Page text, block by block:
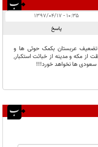
۱۰:۳۵ - ۱۳۹۷/۰۴/۱۷
پاسخ
عربستان بکمک حوثی ها و
از مکه و مدینه از خباثت استکبار,
سعودی ها نخواهد خورد!!!